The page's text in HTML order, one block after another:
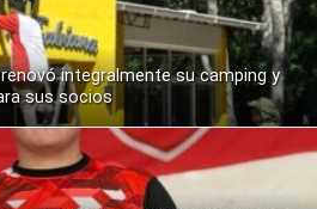
integralmente su camping y
sus socios